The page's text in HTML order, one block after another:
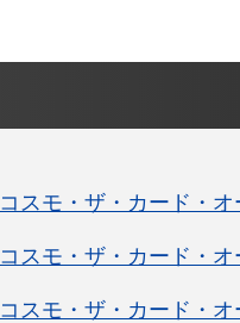
コスモ・ザ・カード・
コスモ・ザ・カード・
コスモ・ザ・カード・